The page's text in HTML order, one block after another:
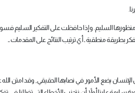
منظورها السليم. وإذا حافظت على التفكير السليم
منطقية ـ أي ترتيب النتائج على المقدمات ـ.
يضع الأمور في نصابها الحقيقي, وقد امتن الله